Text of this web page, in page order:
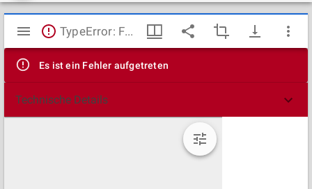
Mirador
Viewer
TypeError: Failed to fetch
Es ist ein Fehler aufgetreten
Technische Details